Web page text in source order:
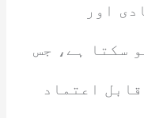
اور
سکتا ہے، جس
اعتماد